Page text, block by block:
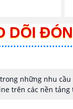
DÕI
những nhu
trên các nền tảng